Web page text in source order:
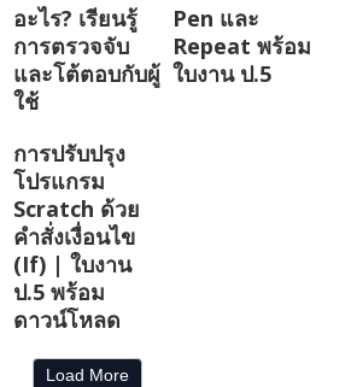
อะไร? เรียนรู้
การตรวจจับ
และโต้ตอบกับผู้
ใช้
Pen และ
Repeat พร้อม
ใบงาน ป.5
การปรับปรุง
โปรแกรม
Scratch ด้วย
คำสั่งเงื่อนไข
(If) | ใบงาน
ป.5 พร้อม
ดาวน์โหลด
Load More